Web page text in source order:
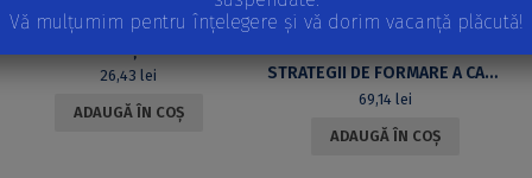
26,43 lei
ADAUGĂ ÎN COȘ
STRATEGII DE FORMARE A CADRELOR DIDACTICE
69,14lei
ADAUGĂ ÎN COȘ
Vă mulțumim pentru înțelegere și vă dorim vacanță plăcută!